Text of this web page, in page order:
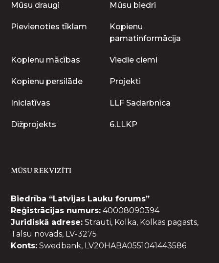
Mūsu draugi Mūsu biedri
Pievienoties tīklam
Kopienu
pamatinformācija
Kopienu mācības Viedie ciemi
Kopienu persilāde Projekti
Iniciatīvas LLF Sadarbnīca
Dižprojekts 6.LLKP
MŪSU REKVIZĪTI
Biedrība “Latvijas Lauku forums”
Reģistrācijas numurs: 40008090394
Juridiskā adrese: Strauti, Kolka, Kolkas pagasts,
Talsu novads, LV-3275
Konts: Swedbank, LV20HABA0551041443586